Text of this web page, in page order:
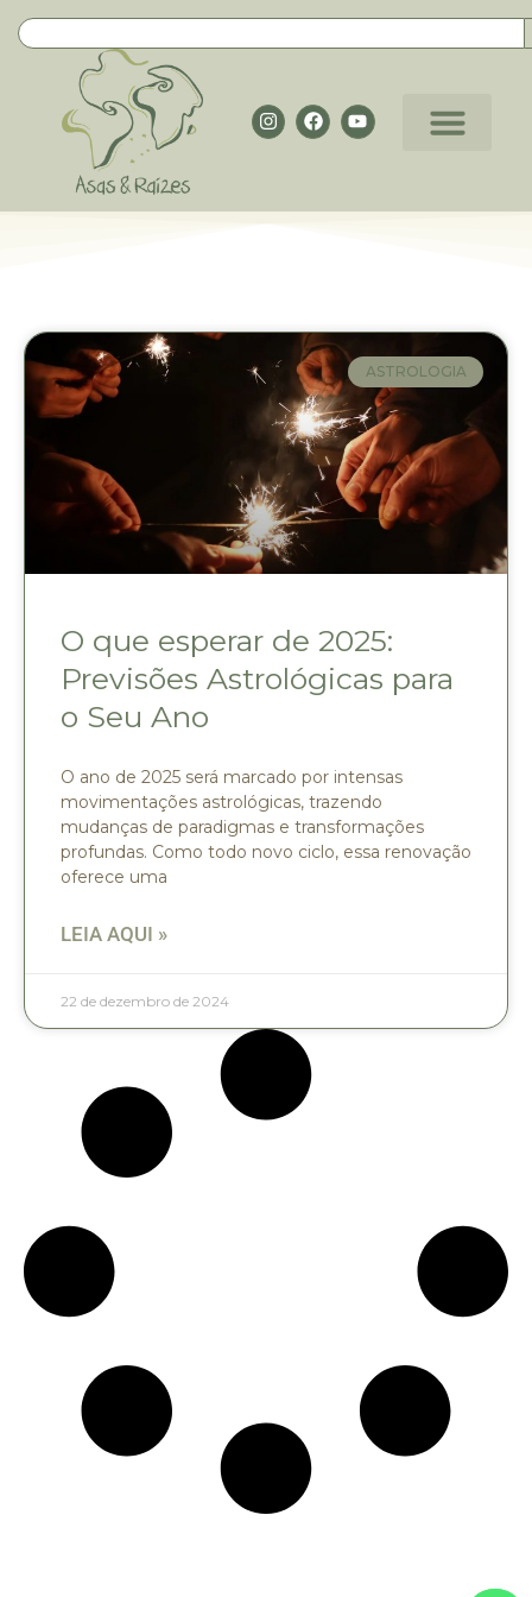
ASTROLOGIA
O que esperar de 2025:
Previsões Astrológicas para
o Seu Ano
O ano de 2025 será marcado por intensas
movimentações astrológicas, trazendo
mudanças de paradigmas e transformações
profundas. Como todo novo ciclo, essa renovação
oferece uma
LEIA AQUI »
22 de dezembro de 2024